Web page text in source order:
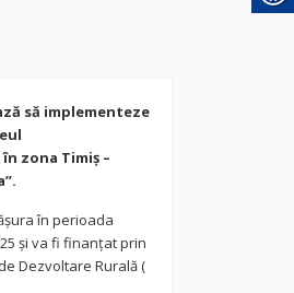
să implementeze
zona Timiș –
în perioada
și va fi finanțat prin
Dezvoltare Rurală (